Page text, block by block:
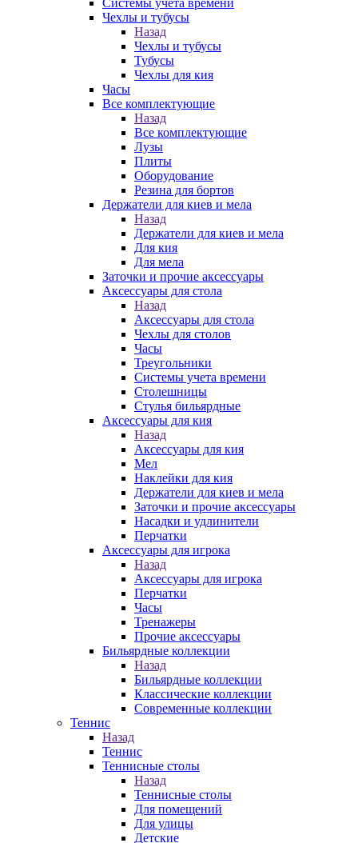
Системы учета времени
Чехлы и тубусы
Назад
Чехлы и тубусы
Тубусы
Чехлы для кия
Часы
Все комплектующие
Назад
Все комплектующие
Лузы
Плиты
Оборудование
Резина для бортов
Держатели для киев и мела
Назад
Держатели для киев и мела
Для кия
Для мела
Заточки и прочие аксессуары
Аксессуары для стола
Назад
Аксессуары для стола
Чехлы для столов
Часы
Треугольники
Системы учета времени
Столешницы
Стулья бильярдные
Аксессуары для кия
Назад
Аксессуары для кия
Мел
Наклейки для кия
Держатели для киев и мела
Заточки и прочие аксессуары
Насадки и удлинители
Перчатки
Аксессуары для игрока
Назад
Аксессуары для игрока
Перчатки
Часы
Тренажеры
Прочие аксессуары
Бильярдные коллекции
Назад
Бильярдные коллекции
Классические коллекции
Современные коллекции
Теннис
Назад
Теннис
Теннисные столы
Назад
Теннисные столы
Для помещений
Для улицы
Детские